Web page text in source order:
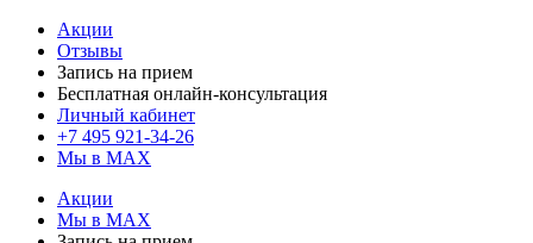
Акции
Отзывы
Запись на прием
Бесплатная онлайн-консультация
Личный кабинет
+7 495 921-34-26
Мы в MAX
Акции
Мы в MAX